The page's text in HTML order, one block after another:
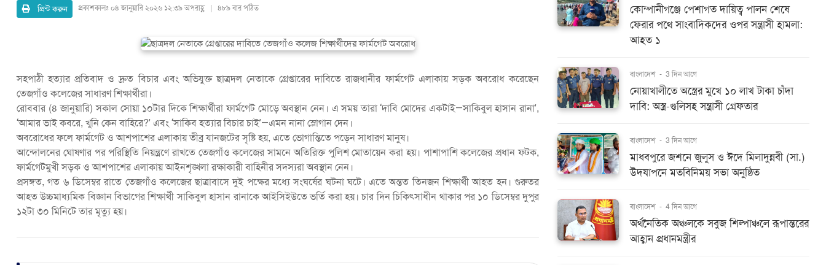
প্রিন্ট করুন প্রকাশকালঃ ০৪ জানুয়ারি ২০২৬ ১২:৩৯ অপরাহ্ণ | ৪৮৯ বার পঠিত
সহপাঠী হত্যার প্রতিবাদ ও দ্রুত বিচার এবং অভিযুক্ত ছাত্রদল নেতাকে গ্রেপ্তারের দাবিতে রাজধানীর ফার্মগেট এলাকায় সড়ক অবরোধ করেছেন
তেজগাঁও কলেজের সাধারণ শিক্ষার্থীরা।
রোববার (৪ জানুয়ারি) সকাল সোয়া ১০টার দিকে শিক্ষার্থীরা ফার্মগেট মোড়ে অবস্থান নেন। এ সময় তারা ‘দাবি মোদের একটাই—সাকিবুল হাসান রানা’,
‘আমার ভাই কবরে, খুনি কেন বাহিরে?’ এবং ‘সাকিব হত্যার বিচার চাই’—এমন নানা স্লোগান দেন।
অবরোধের ফলে ফার্মগেট ও আশপাশের এলাকায় তীব্র যানজটের সৃষ্টি হয়, এতে ভোগান্তিতে পড়েন সাধারণ মানুষ।
আন্দোলনের ঘোষণার পর পরিস্থিতি নিয়ন্ত্রণে রাখতে তেজগাঁও কলেজের সামনে অতিরিক্ত পুলিশ মোতায়েন করা হয়। পাশাপাশি কলেজের প্রধান ফটক,
ফার্মগেটমুখী সড়ক ও আশপাশের এলাকায় আইনশৃঙ্খলা রক্ষাকারী বাহিনীর সদস্যরা অবস্থান নেন।
প্রসঙ্গত, গত ৬ ডিসেম্বর রাতে তেজগাঁও কলেজের ছাত্রাবাসে দুই পক্ষের মধ্যে সংঘর্ষের ঘটনা ঘটে। এতে অন্তত তিনজন শিক্ষার্থী আহত হন। গুরুতর
আহত উচ্চমাধ্যমিক বিজ্ঞান বিভাগের শিক্ষার্থী সাকিবুল হাসান রানাকে আইসিইউতে ভর্তি করা হয়। চার দিন চিকিৎসাধীন থাকার পর ১০ ডিসেম্বর দুপুর
১২টা ৩০ মিনিটে তার মৃত্যু হয়।
কোম্পানীগঞ্জে পেশাগত দায়িত্ব পালন শেষে
ফেরার পথে সাংবাদিকদের ওপর সন্ত্রাসী হামলা:
আহত ১
বাংলাদেশ - 3 দিন আগে
নোয়াখালীতে অস্ত্রের মুখে ১০ লাখ টাকা চাঁদা
দাবি: অস্ত্র-গুলিসহ সন্ত্রাসী গ্রেফতার
বাংলাদেশ - 3 দিন আগে
মাধবপুরে জশনে জুলুস ও ঈদে মিলাদুন্নবী (সা.)
উদযাপনে মতবিনিময় সভা অনুষ্ঠিত
বাংলাদেশ - 4 দিন আগে
অর্থনৈতিক অঞ্চলকে সবুজ শিল্পাঞ্চলে রূপান্তরের
আহ্বান প্রধানমন্ত্রীর